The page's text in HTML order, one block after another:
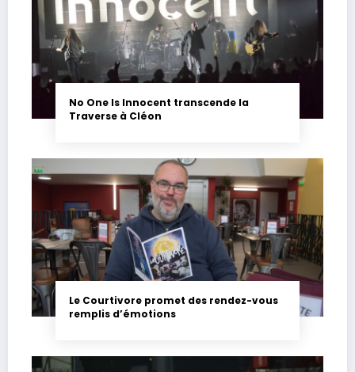
No One Is Innocent transcende la
Traverse à Cléon
Le Courtivore promet des rendez-vous
remplis d’émotions